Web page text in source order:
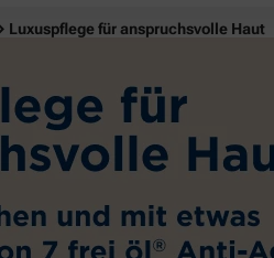
Luxuspflege für anspruchsvolle Haut